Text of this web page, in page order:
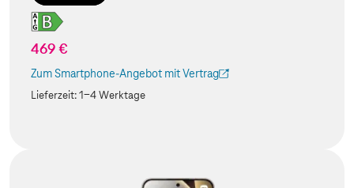
469 €
Zum Smartphone-Angebot mit Vertrag
(Der Link wird in einem neuen Tab geöffnet)
Lieferzeit:1-4 Werktage